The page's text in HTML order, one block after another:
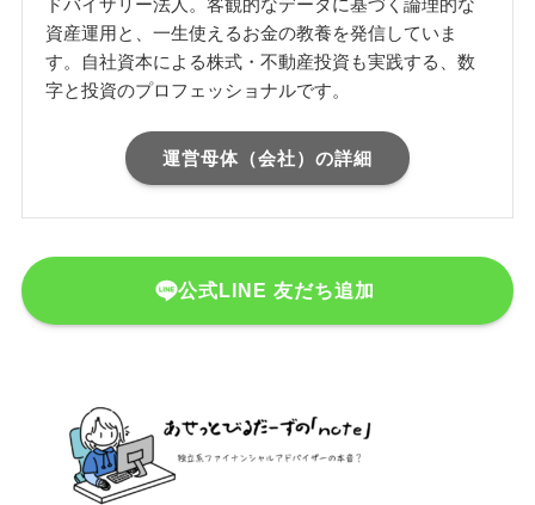
株式会社あせっとびるだーず
ドバイザリー法人。客観的なデータに基づく論理的な
資産運用と、一生使えるお金の教養を発信していま
す。自社資本による株式・不動産投資も実践する、数
運営母体（会社）の詳細